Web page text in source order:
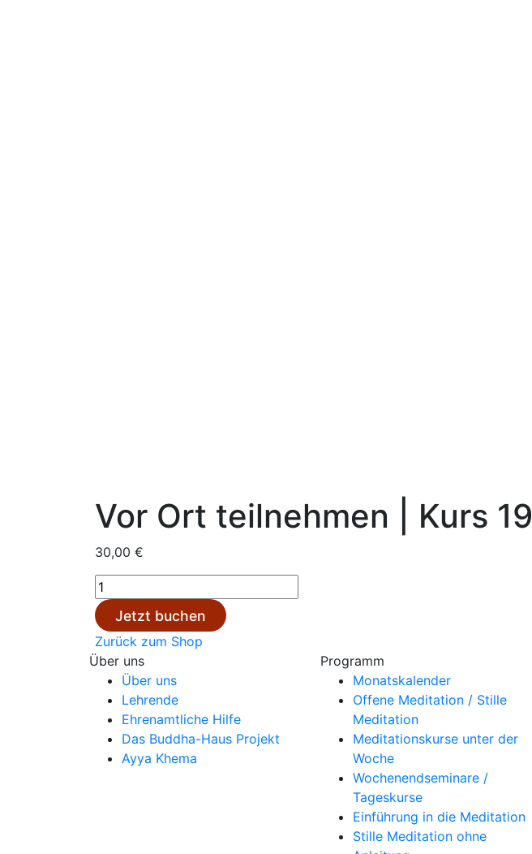
Vor Ort teilnehmen | Kurs 19
30,00 €
Vor
Ort
teilnehmen
|
Kurs
Menge
Jetzt buchen
Zurück zum Shop
Über uns
Über uns
Lehrende
Ehrenamtliche Hilfe
Das Buddha-Haus Projekt
Ayya Khema
Programm
Monatskalender
Offene Meditation / Stille
Meditation
Meditationskurse unter der
Woche
Wochenendseminare /
Tageskurse
Einführung in die Meditation
Stille Meditation ohne